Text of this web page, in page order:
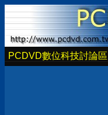
PCDVD數位科技討論區